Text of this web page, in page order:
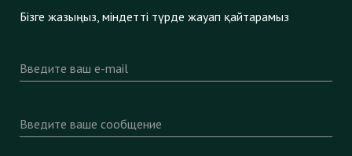
Бізге жазыңыз, міндетті түрде жауап қайтарамыз
Введите ваш e-mail
Введите ваше сообщение